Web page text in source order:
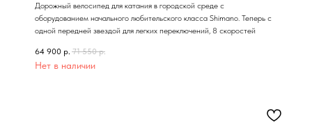
Дорожный велосипед для катания в городской среде с
оборудованием начального любительского класса Shimano. Теперь с
одной передней звездой для легких переключений, 8 скоростей
64 900 р. 71 550 р.
Нет в наличии